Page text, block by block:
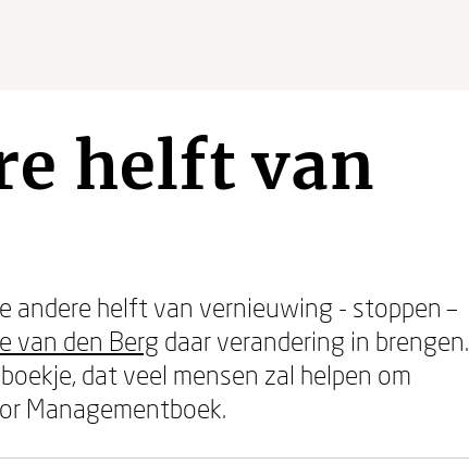
helft van
andere helft van vernieuwing - stoppen –
van den Berg daar verandering in brengen.
dat veel mensen zal helpen om
Managementboek.